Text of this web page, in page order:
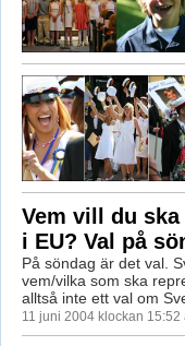
Vem vill du
i EU? Val på
På söndag är det val.
vem/vilka som ska
alltså inte ett val om
11 juni 2004 klockan 15:52